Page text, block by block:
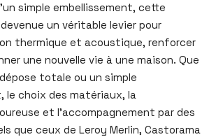
simple embellissement, cette
un véritable levier pour
thermique et acoustique, renforcer
une nouvelle vie à une maison. Que
totale ou un simple
le choix des matériaux, la
et l’accompagnement par des
que ceux de Leroy Merlin, Castorama